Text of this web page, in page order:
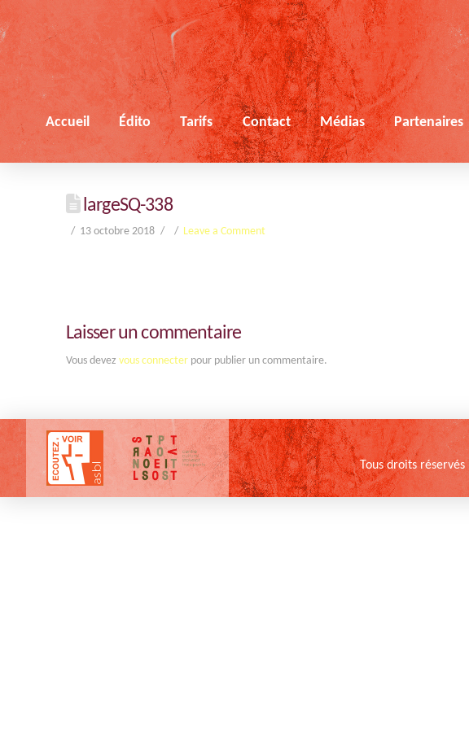
Accueil Édito Tarifs Contact Médias Partenaires
largeSQ-338
13 octobre 2018 Leave a Comment
Laisser un commentaire
Vous devez vous connecterpour publier un commentaire.
Tous droits réservés |